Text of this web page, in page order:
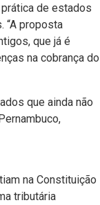
de estados
“A proposta
que já é
na cobrança do
que ainda não
na Constituição
tributária